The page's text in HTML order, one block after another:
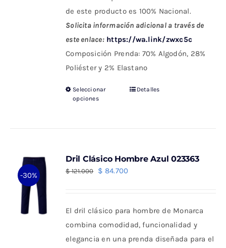
de este producto es 100% Nacional.
Solicita información adicional a través de
este enlace: https://wa.link/zwxc5c
Composición Prenda: 70% Algodón, 28%
Poliéster y 2% Elastano
Seleccionar
opciones
Este
Las
Detalles
-30%
Dril Clásico Hombre Azul 023363
$121.000
El
era:
$ 121.000.
$ 84.700
es:
$ 84.700.
El dril clásico para hombre de Monarca
combina comodidad, funcionalidad y
elegancia en una prenda diseñada para el